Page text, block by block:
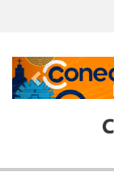
Previous